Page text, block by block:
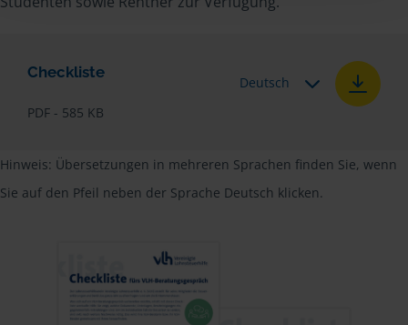
Checkliste
PDF - 585 KB
Deutsch
Hinweis: Übersetzungen in mehreren Sprachen finden Sie, wenn
Sie auf den Pfeil neben der Sprache Deutsch klicken.